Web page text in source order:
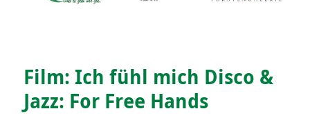
Film: Ich fühl mich Disco &
Jazz: For Free Hands